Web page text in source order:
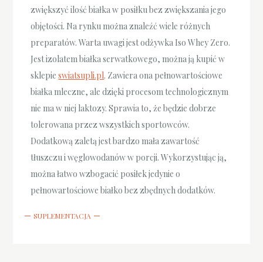
zwiększyć ilość białka w posiłku bez zwiększania jego
objętości. Na rynku można znaleźć wiele różnych
preparatów. Warta uwagi jest odżywka Iso Whey Zero.
Jest izolatem białka serwatkowego, można ją kupić w
sklepieswiatsupli.pl. Zawiera ona pełnowartościowe
białka mleczne, ale dzięki procesom technologicznym
nie ma w niej laktozy. Sprawia to, że będzie dobrze
tolerowana przez wszystkich sportowców.
Dodatkową zaletą jest bardzo mała zawartość
tłuszczu i węglowodanów w porcji. Wykorzystując ją,
można łatwo wzbogacić posiłek jedynie o
pełnowartościowe białko bez zbędnych dodatków.
SUPLEMENTACJA